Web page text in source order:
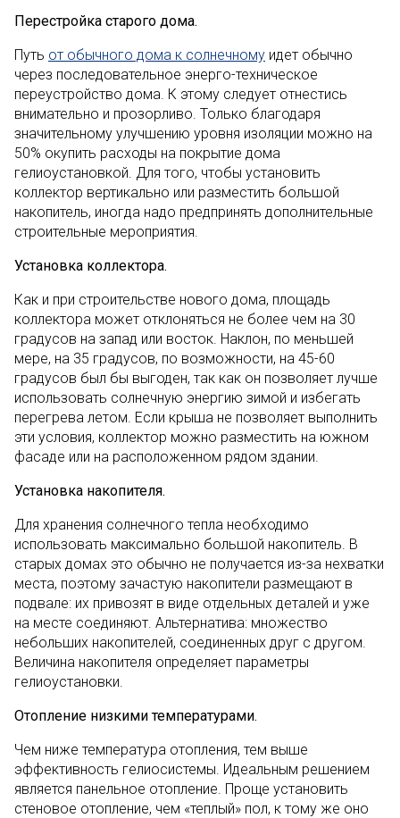
Перестройка старого дома.
Путь от обычного дома к солнечному идет обычно
через последовательное энерго-техническое
переустройство дома. К этому следует отнестись
внимательно и прозорливо. Только благодаря
значительному улучшению уровня изоляции можно на
50% окупить расходы на покрытие дома
гелиоустановкой. Для того, чтобы установить
коллектор вертикально или разместить большой
накопитель, иногда надо предпринять дополнительные
строительные мероприятия.
Установка коллектора.
Как и при строительстве нового дома, площадь
коллектора может отклоняться не более чем на 30
градусов на запад или восток. Наклон, по меньшей
мере, на 35 градусов, по возможности, на 45-60
градусов был бы выгоден, так как он позволяет лучше
использовать солнечную энергию зимой и избегать
перегрева летом. Если крыша не позволяет выполнить
эти условия, коллектор можно разместить на южном
фасаде или на расположенном рядом здании.
Установка накопителя.
Для хранения солнечного тепла необходимо
использовать максимально большой накопитель. В
старых домах это обычно не получается из-за нехватки
места, поэтому зачастую накопители размещают в
подвале: их привозят в виде отдельных деталей и уже
на месте соединяют. Альтернатива: множество
небольших накопителей, соединенных друг с другом.
Величина накопителя определяет параметры
гелиоустановки.
Отопление низкими температурами.
Чем ниже температура отопления, тем выше
эффективность гелиосистемы. Идеальным решением
является панельное отопление. Проще установить
стеновое отопление, чем «теплый» пол, к тому же оно